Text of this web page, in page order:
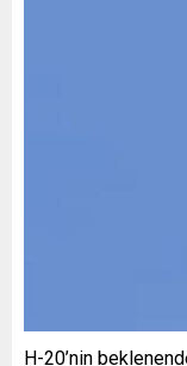
H-20’nin